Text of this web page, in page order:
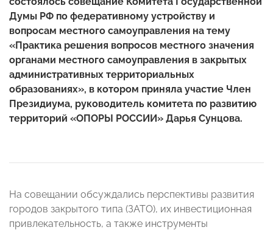
Думы РФ по федеративному устройству и
вопросам местного самоуправления на тему
«Практика решения вопросов местного значения
органами местного самоуправления в закрытых
административных территориальных
образованиях», в котором приняла участие Член
Президиума, руководитель комитета по развитию
территорий «ОПОРЫ РОССИИ» Дарья Сунцова.
На совещании обсуждались перспективы развития
городов закрытого типа (ЗАТО), их инвестиционная
привлекательность, а также инструменты